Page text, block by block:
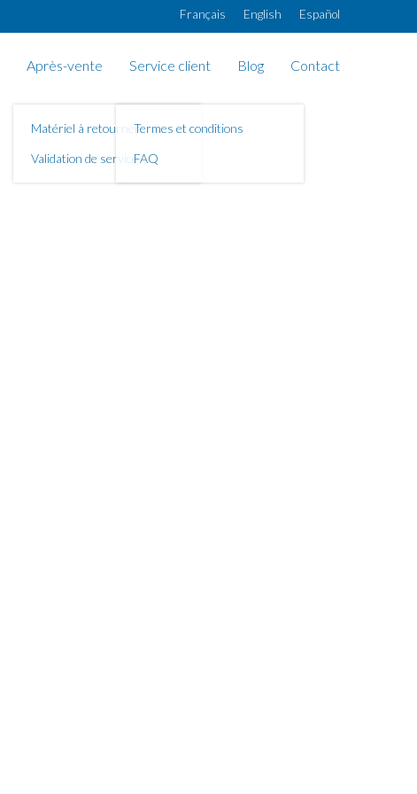
Français English Español
Après-vente
Matériel à retourner
Validation de service
Service client
Termes et conditions
FAQ
Blog Contact